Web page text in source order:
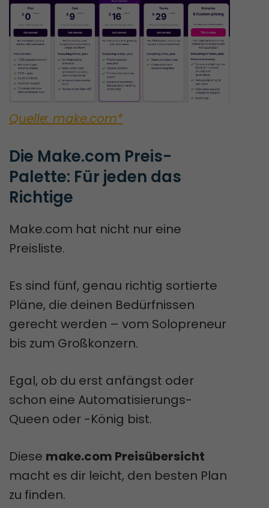
Quelle: make.com*
Die Make.com Preis-
Palette: Für jeden das
Richtige
Make.com hat nicht nur eine
Preisliste.
Es sind fünf, genau richtig sortierte
Pläne, die deinen Bedürfnissen
gerecht werden – vom Solopreneur
bis zum Großkonzern.
Egal, ob du erst anfängst oder
schon eine Automatisierungs-
Queen oder -König bist.
Diese make.com Preisübersicht
macht es dir leicht, den besten Plan
zu finden.